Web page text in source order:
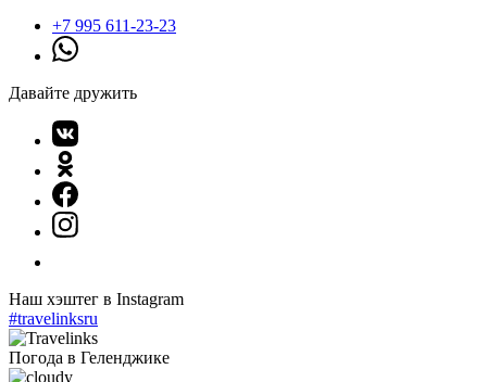
+7 995 611-23-23
Давайте дружить
Наш хэштег в Instagram
#travelinksru
Погода в Геленджике